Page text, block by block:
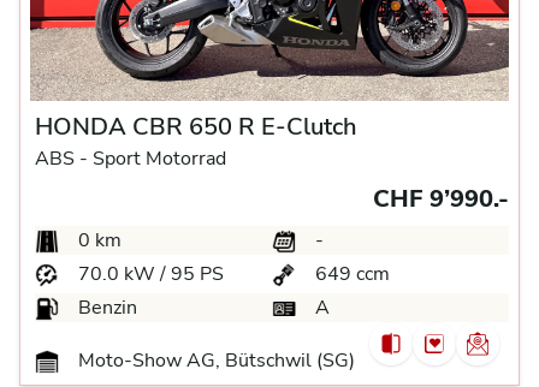
HONDA CBR 650 R E-Clutch
ABS - Sport Motorrad
CHF 9’990.-
0 km
-
70.0 kW / 95 PS
649 ccm
Benzin
A
Moto-Show AG, Bütschwil (SG)